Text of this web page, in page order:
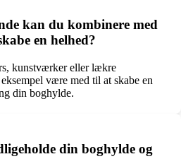
kan du kombinere med
en helhed?
kunstværker eller lækre
være med til at skabe en
din boghylde.
din boghylde og